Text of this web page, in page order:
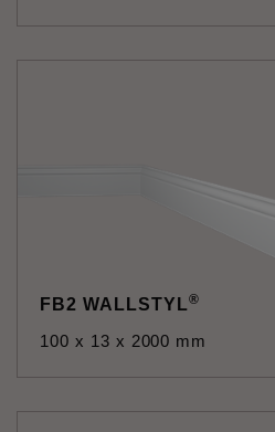
FB2 WALLSTYL®
100 x 13 x 2000 mm